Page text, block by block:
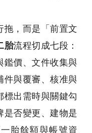
拖，而是「前置文
胎流程切成七段：
鑑價、文件收集與
件與覆審、核准與
標出需時與關鍵勾
是否變更、建物是
胎餘額與帳號資